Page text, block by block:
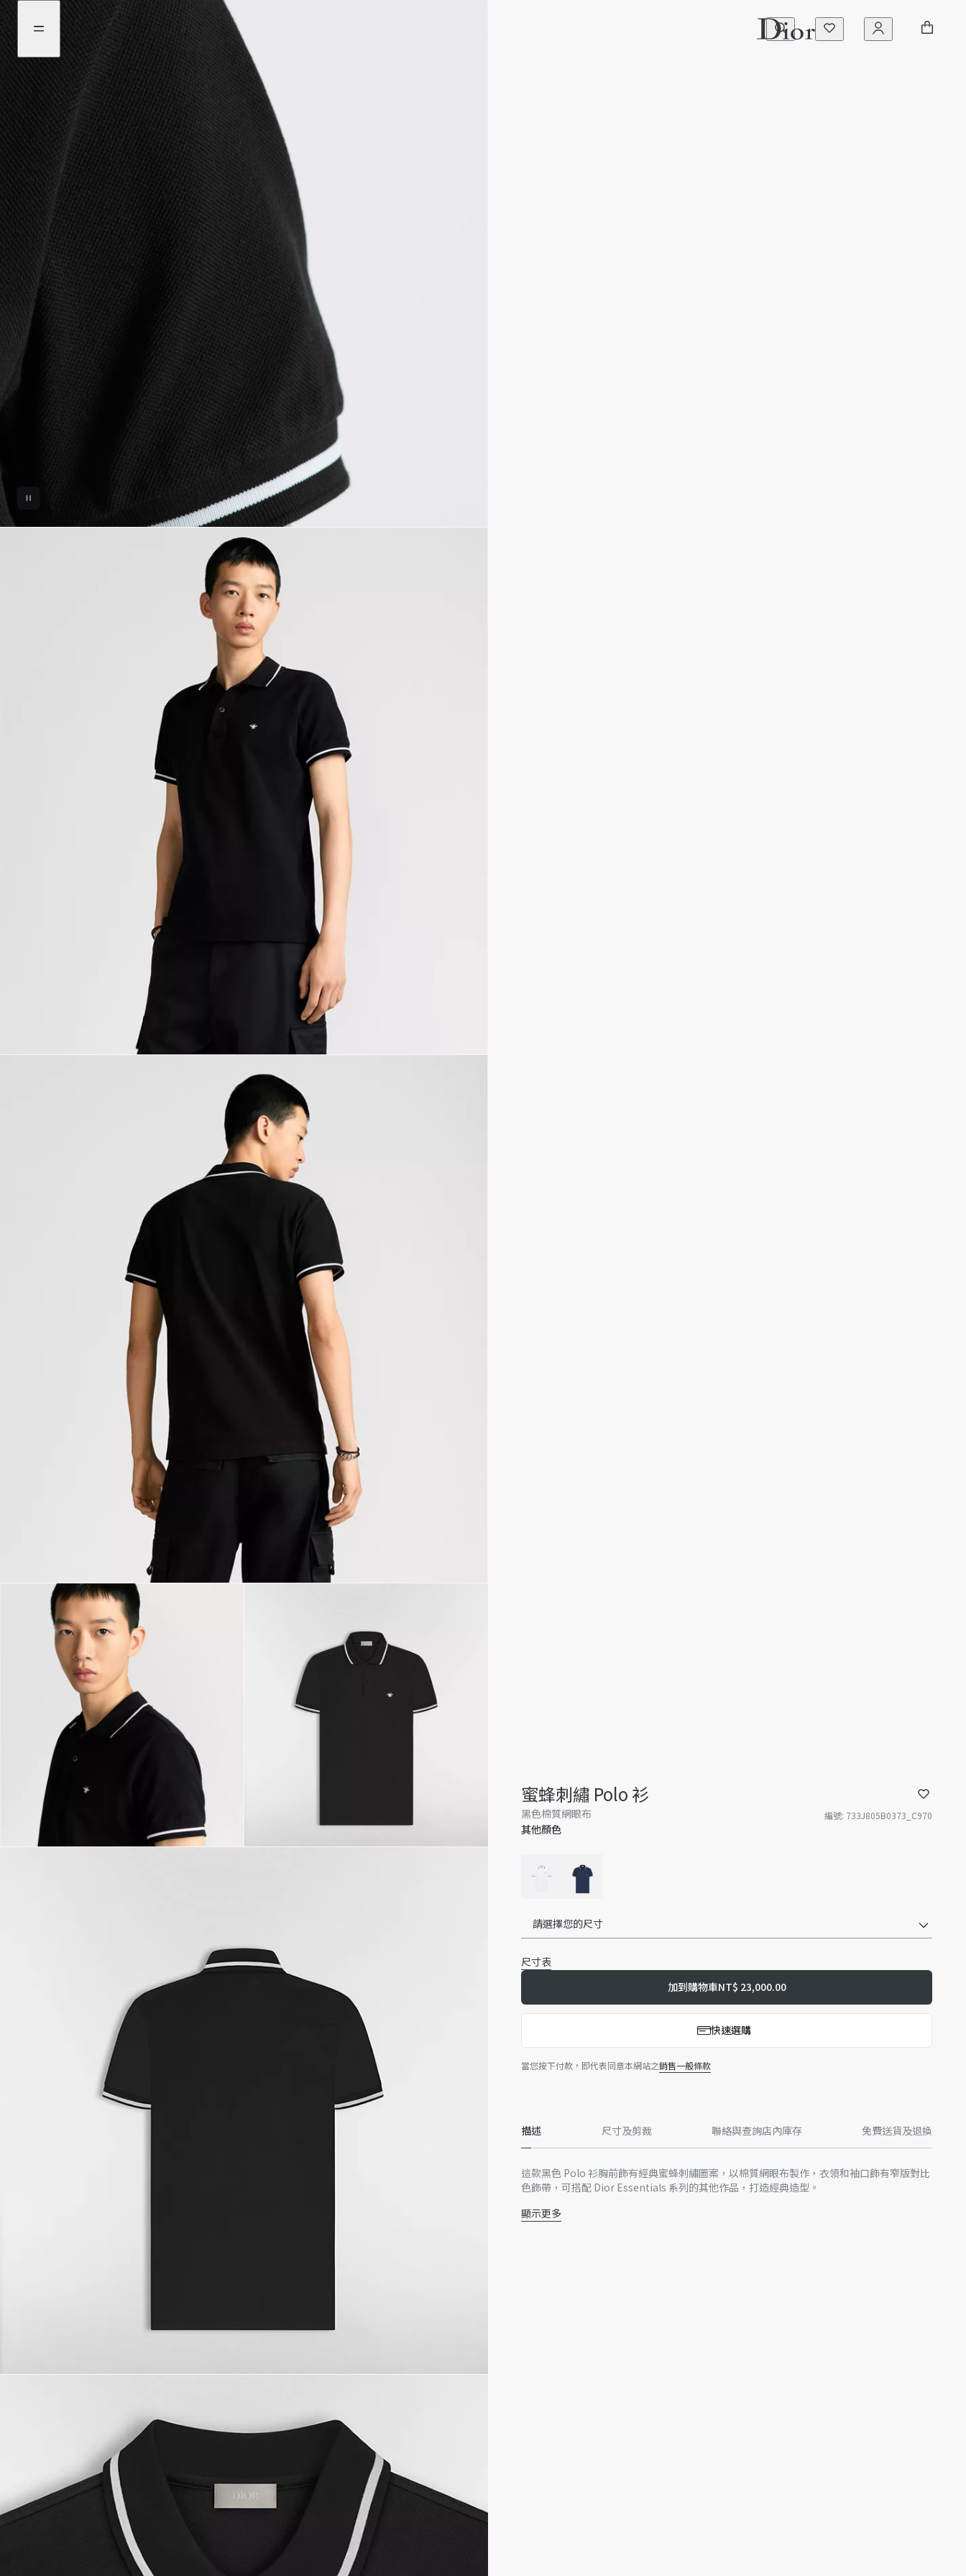
往
選
購
覽
更
多
商
蜜蜂刺繡 Polo 衫
黑色棉質網眼布 編號: 733J805B0373_C970
其他顏色
請選擇您的尺寸
尺寸表
加到購物車NT$ 23,000.00
快速選購
當您按下付款，即代表同意本網站之銷售一般條款
描述 尺寸及剪裁 聯絡與查詢店內庫存 免費送貨及退換
這款黑色 Polo 衫胸前飾有經典蜜蜂刺繡圖案，以棉質網眼布製作，衣領和袖口飾有窄版對比
色飾帶，可搭配 Dior Essentials 系列的其他作品，打造經典造型。
胸前飾有蜜蜂刺繡
顯示更多